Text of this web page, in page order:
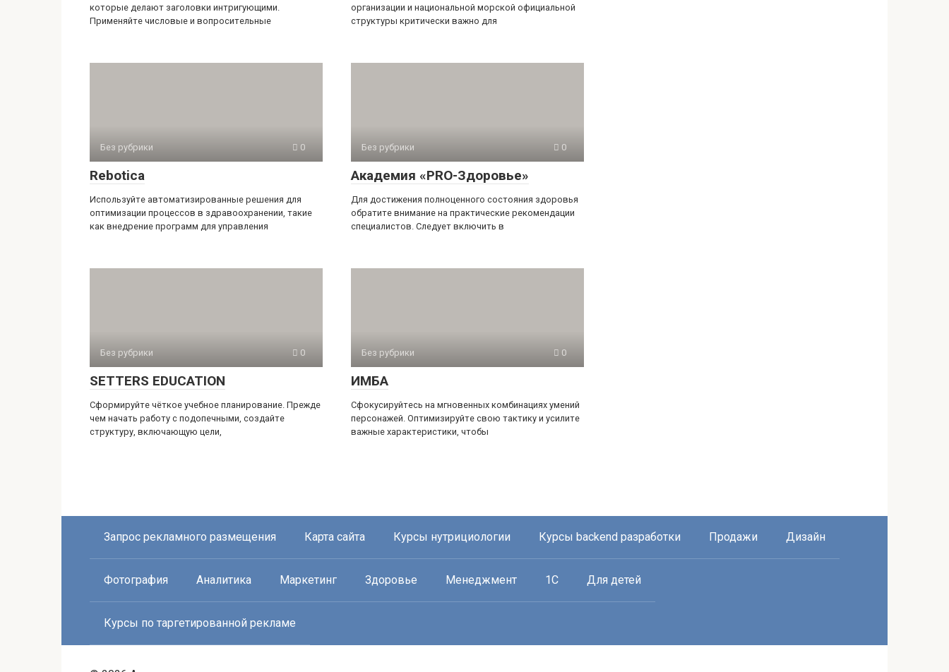
которые делают заголовки интригующими.
Применяйте числовые и вопросительные
организации и национальной морской официальной
структуры критически важно для
Без рубрики 0
Rebotica
Используйте автоматизированные решения для
оптимизации процессов в здравоохранении, такие
как внедрение программ для управления
Без рубрики 0
Академия «PRO-Здоровье»
Для достижения полноценного состояния здоровья
обратите внимание на практические рекомендации
специалистов. Следует включить в
Без рубрики 0
SETTERS EDUCATION
Сформируйте чёткое учебное планирование. Прежде
чем начать работу с подопечными, создайте
структуру, включающую цели,
Без рубрики 0
ИМБА
Сфокусируйтесь на мгновенных комбинациях умений
персонажей. Оптимизируйте свою тактику и усилите
важные характеристики, чтобы
Запрос рекламного размещения Карта сайта Курсы нутрициологии Курсы backend разработки Продажи Дизайн
Фотография Аналитика Маркетинг Здоровье Менеджмент 1С Для детей
Курсы по таргетированной рекламе